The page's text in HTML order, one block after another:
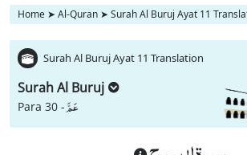
Home ➤ Al-Quran ➤ Surah Al Buruj Ayat 11
Surah Al Buruj Ayat 11 Translation
Surah Al Buruj
Para 30 -عَمَّ